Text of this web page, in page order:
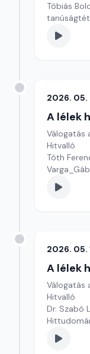
Tóbiás
2026. 05.
A lélek
Válogatás
Hitvalló
Tóth
2026. 05.
A lélek
Válogatás
Hitvalló
Dr. Szabó